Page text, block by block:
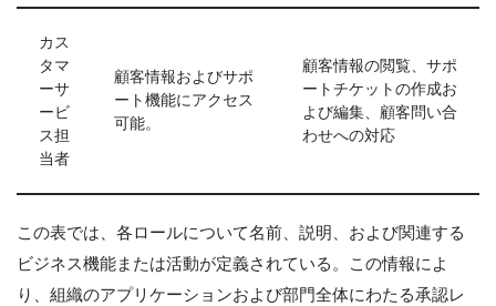
カス
タマ
ーサ
ービ
ス担
当者
顧客情報およびサポ
ート機能にアクセス
可能。
顧客情報の閲覧、サポ
ートチケットの作成お
よび編集、顧客問い合
わせへの対応
この表では、各ロールについて名前、説明、および関連する
ビジネス機能または活動が定義されている。この情報によ
り、組織のアプリケーションおよび部門全体にわたる承認レ